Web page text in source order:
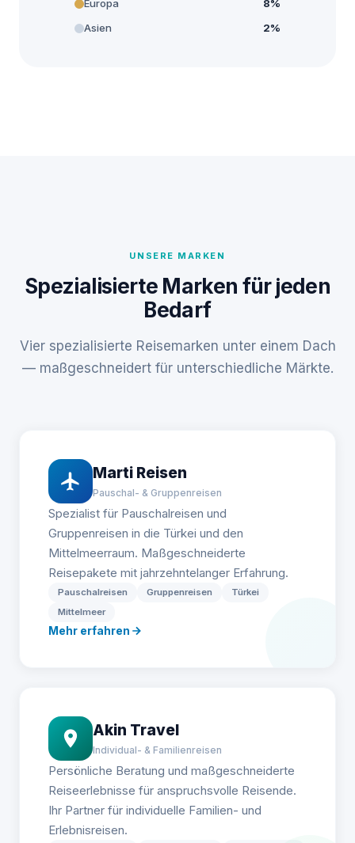
Europa
8%
Asien
2%
UNSERE MARKEN
Spezialisierte Marken für jeden
Bedarf
Vier spezialisierte Reisemarken unter einem Dach
— maßgeschneidert für unterschiedliche Märkte.
Marti Reisen
Pauschal- & Gruppenreisen
Spezialist für Pauschalreisen und
Gruppenreisen in die Türkei und den
Mittelmeerraum. Maßgeschneiderte
Reisepakete mit jahrzehntelanger Erfahrung.
Pauschalreisen Gruppenreisen
Türkei
Mittelmeer
Mehr erfahren
Akin Travel
Individual- & Familienreisen
Persönliche Beratung und maßgeschneiderte
Reiseerlebnisse für anspruchsvolle Reisende.
Ihr Partner für individuelle Familien- und
Erlebnisreisen.